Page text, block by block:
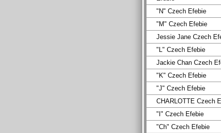
"N" Czech Efebie
"M" Czech Efebie
Jessie Jane Czech
"L" Czech Efebie
Jackie Chan Czech
"K" Czech Efebie
"J" Czech Efebie
CHARLOTTE Czech
"I" Czech Efebie
"Ch" Czech Efebie